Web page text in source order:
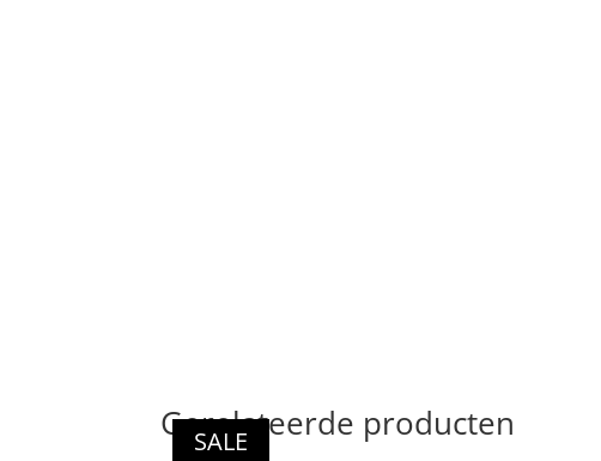
Gerelateerde producten
SALE
SALE
SALE
SALE